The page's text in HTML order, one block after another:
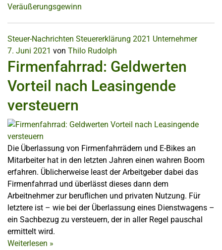
Veräußerungsgewinn
Steuer-Nachrichten Steuererklärung 2021 Unternehmer
7. Juni 2021 von Thilo Rudolph
Firmenfahrrad: Geldwerten
Vorteil nach Leasingende
versteuern
Die Überlassung von Firmenfahrrädern und E-Bikes an
Mitarbeiter hat in den letzten Jahren einen wahren Boom
erfahren. Üblicherweise least der Arbeitgeber dabei das
Firmenfahrrad und überlässt dieses dann dem
Arbeitnehmer zur beruflichen und privaten Nutzung. Für
letztere ist – wie bei der Überlassung eines Dienstwagens –
ein Sachbezug zu versteuern, der in aller Regel pauschal
ermittelt wird.
Weiterlesen »